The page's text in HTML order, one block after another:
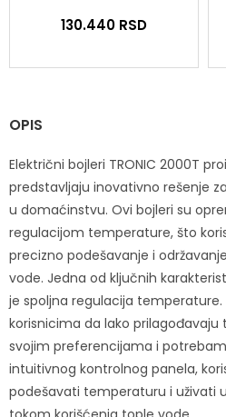
130.440 RSD
OPIS
Električni bojleri TRONIC 2000T
predstavljaju inovativno rešenje
u domaćinstvu. Ovi bojleri su
regulacijom temperature, što
precizno podešavanje i
vode. Jedna od ključnih
je spoljna regulacija
korisnicima da lako
svojim preferencijama i
intuitivnog kontrolnog panela,
podešavati temperaturu i uživati